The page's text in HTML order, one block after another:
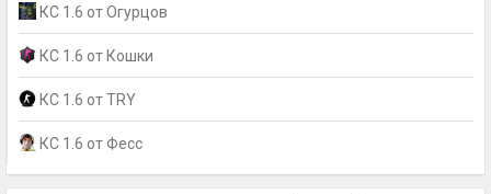
КС 1.6 от Огурцов
КС 1.6 от Кошки
КС 1.6 от TRY
КС 1.6 от Фесс